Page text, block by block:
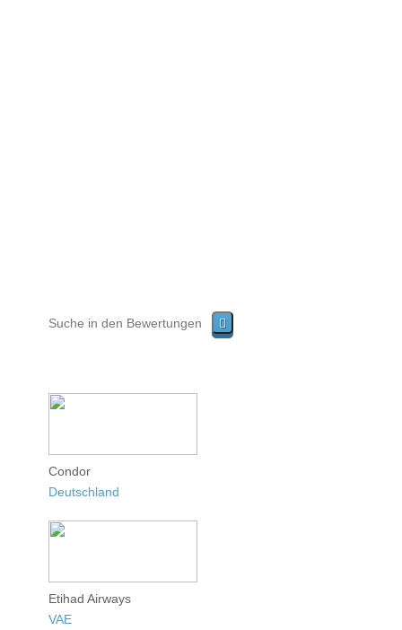
Condor
Deutschland
Etihad Airways
VAE